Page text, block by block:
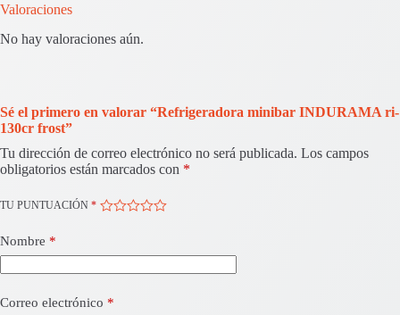
Valoraciones
No hay valoraciones aún.
Sé el primero en valorar “Refrigeradora minibar INDURAMA ri-
130cr frost”
Tu dirección de correo electrónico no será publicada. Los campos
obligatorios están marcados con *
TU PUNTUACIÓN *
Nombre *
Correo electrónico *